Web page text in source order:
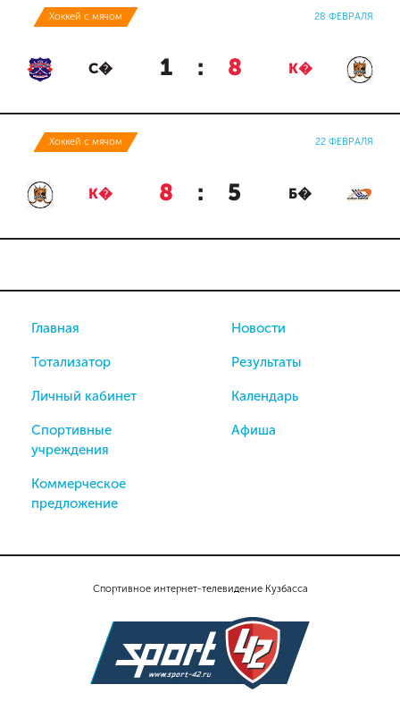
Хоккей с мячом 28 ФЕВРАЛЯ
С� 1 : 8 К�
Хоккей с мячом 22 ФЕВРАЛЯ
К� 8 : 5 Б�
Спортивное интернет-телевидение Кузбасса
Главная
Тотализатор
Личный кабинет
Спортивные
учреждения
Коммерческое
предложение
Новости
Результаты
Календарь
Афиша